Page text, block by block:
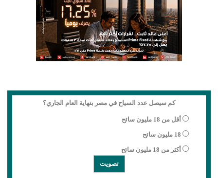
كم سيصل عدد السياح في مصر بنهاية العام الجاري؟
أقل من 18 مليون سائح
18 مليون سائح
أكثر من 18 مليون سائح